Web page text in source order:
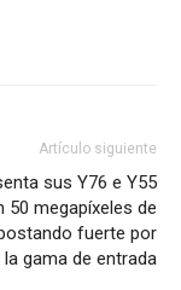
Artículo siguiente
sus Y76 e Y55
50 megapíxeles de
fuerte por
la gama de entrada